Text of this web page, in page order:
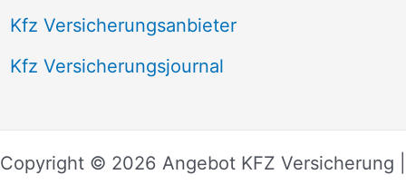
Kfz Versicherungsanbieter
Kfz Versicherungsjournal
Copyright © 2026 Angebot KFZ Versicherung |